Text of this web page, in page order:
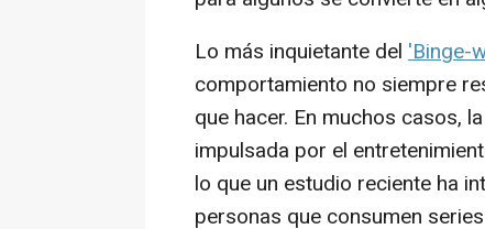
Lo más inquietante del 'Binge-
comportamiento no siempre
que hacer. En muchos casos,
impulsada por el
lo que un estudio reciente ha
personas que consumen